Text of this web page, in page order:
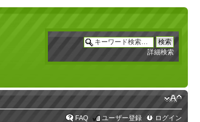
詳細検索
FAQ ユーザー登録 ログイン